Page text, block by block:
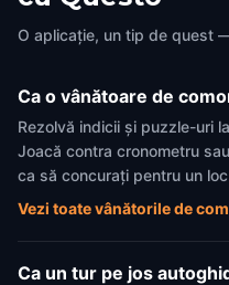
O aplicație, un tip de quest
Ca o vânătoare de
Rezolvă indicii și puzzle-uri
Joacă contra cronometru
ca să concurați pentru un
Vezi toate vânătorile de
Ca un tur pe jos